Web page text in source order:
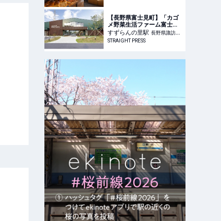
【長野県富士見町】「カゴ
メ野菜生活ファーム富士
見」新シーズン開始！工場
見学とレストランの予約受
すずらんの里駅 長野県諏訪郡
富士見町
STRAIGHT PRESS